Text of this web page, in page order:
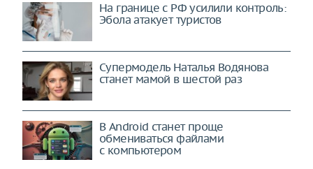
На границе с РФ усилили контроль:
Эбола атакует туристов
Супермодель Наталья Водянова
станет мамой в шестой раз
В Android станет проще
обмениваться файлами
с компьютером